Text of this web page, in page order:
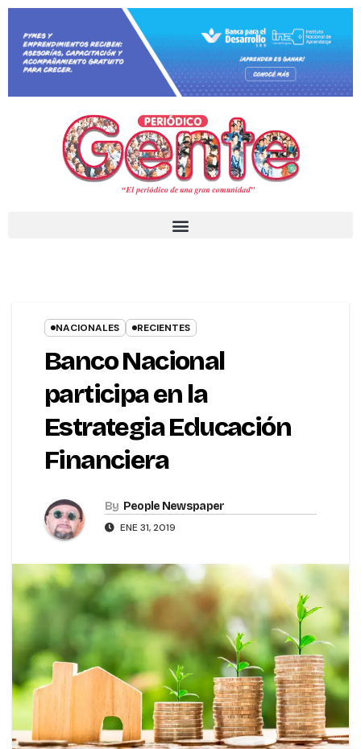
NACIONALES RECIENTES
Banco Nacional
participa en la
Estrategia Educación
Financiera
By People Newspaper
ENE 31, 2019